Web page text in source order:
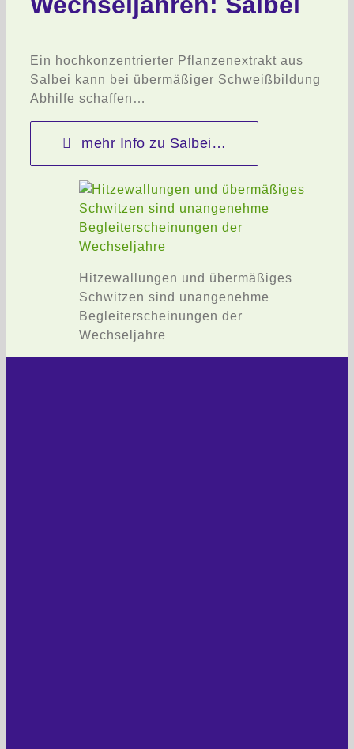
Ein hochkonzentrierter Pflanzenextrakt aus
Salbei kann bei übermäßiger Schweißbildung
Abhilfe schaffen…
mehr Info zu Salbei…
Hitzewallungen und übermäßiges
Schwitzen sind unangenehme
Begleiterscheinungen der
Wechseljahre